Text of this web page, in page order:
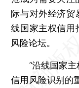
际与对外经济贸
线国家主权信用
风险论坛。
“沿线国家主
信用风险识别的